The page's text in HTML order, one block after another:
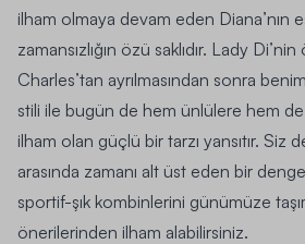
ilham olmaya devam eden Diana’nın
zamansızlığın özü saklıdır. Lady
Charles’tan ayrılmasından sonra
stili ile bugün de hem ünlülere hem
ilham olan güçlü bir tarzı yansıtır. Siz
arasında zamanı alt üst eden bir
sportif-şık kombinlerini günümüze
önerilerinden ilham alabilirsiniz.